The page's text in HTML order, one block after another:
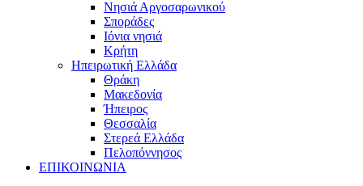
Νησιά Αργοσαρωνικού
Σποράδες
Ιόνια νησιά
Κρήτη
Ηπειρωτική Ελλάδα
Θράκη
Μακεδονία
Ήπειρος
Θεσσαλία
Στερεά Ελλάδα
Πελοπόννησος
ΕΠΙΚΟΙΝΩΝΙΑ